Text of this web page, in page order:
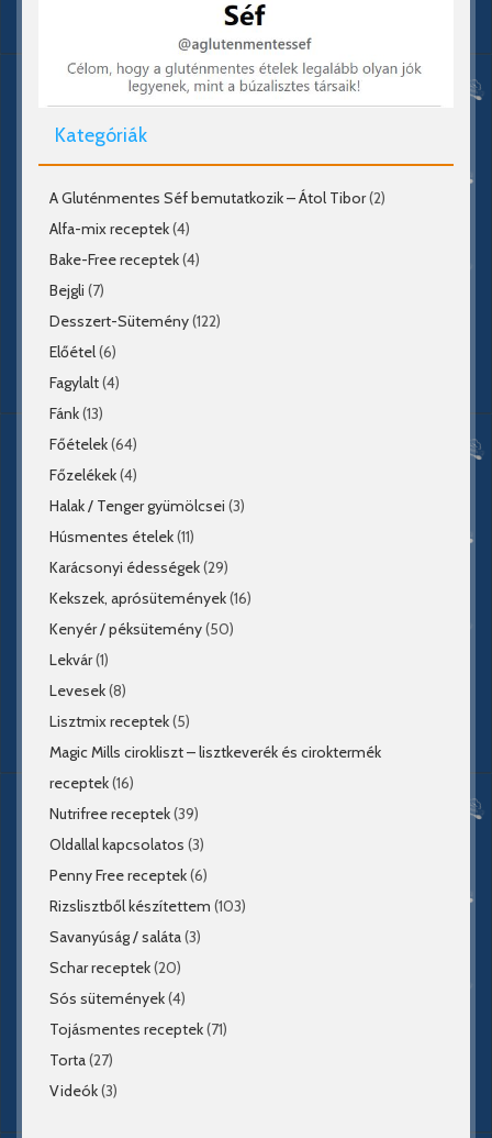
Kategóriák
A Gluténmentes Séf bemutatkozik – Átol Tibor(2)
Alfa-mix receptek(4)
Bake-Free receptek(4)
Bejgli (7)
Desszert-Sütemény(122)
Előétel(6)
Fagylalt(4)
Fánk(13)
Főételek(64)
Főzelékek(4)
Halak / Tenger gyümölcsei (3)
Húsmentes ételek(11)
Karácsonyi édességek(29)
Kekszek, aprósütemények(16)
Kenyér / péksütemény(50)
Lekvár(1)
Levesek(8)
Lisztmix receptek(5)
Magic Mills cirokliszt – lisztkeverék és ciroktermék
receptek(16)
Nutrifree receptek(39)
Oldallal kapcsolatos (3)
Penny Free receptek(6)
Rizslisztből készítettem (103)
Savanyúság / saláta(3)
Schar receptek(20)
Sós sütemények(4)
Tojásmentes receptek(71)
Torta(27)
Videók(3)